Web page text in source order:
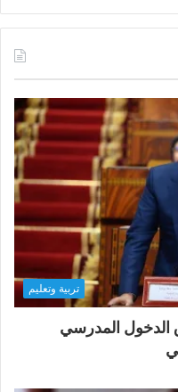
تربية وتعليم
الدخول المدرسي